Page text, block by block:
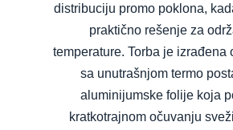
distribuciju promo poklona,
praktično rešenje za
temperature. Torba je izrađena
sa unutrašnjom termo
aluminijumske folije koja
kratkotrajnom očuvanju